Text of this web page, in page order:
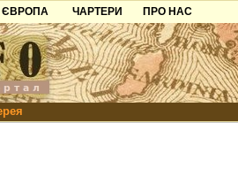
ЄВРОПА
Чорногорія
Хорватія
Болгарія
Албанія
ЧАРТЕРИ
ПРО НАС
Контакти
Партнерам
Додати готель